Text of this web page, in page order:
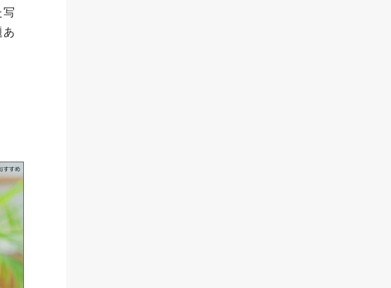
写
あ